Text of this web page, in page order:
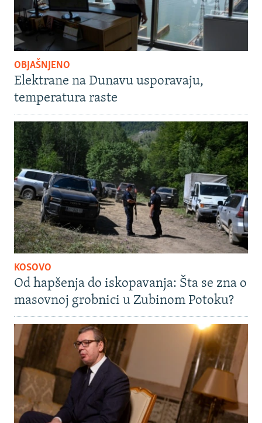
OBJAŠNJENO
Elektrane na Dunavu usporavaju,
temperatura raste
KOSOVO
Od hapšenja do iskopavanja: Šta se zna o
masovnoj grobnici u Zubinom Potoku?